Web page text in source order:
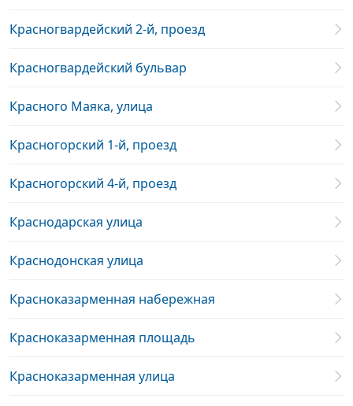
Красногвардейский 2-й, проезд
Красногвардейский бульвар
Красного Маяка, улица
Красногорский 1-й, проезд
Красногорский 4-й, проезд
Краснодарская улица
Краснодонская улица
Красноказарменная набережная
Красноказарменная площадь
Красноказарменная улица